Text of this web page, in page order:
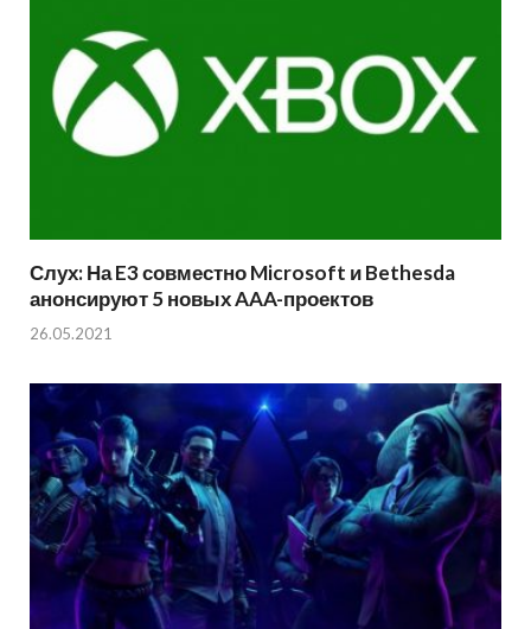
Слух: На E3 совместно Microsoft и Bethesda
анонсируют 5 новых AAA-проектов
26.05.2021